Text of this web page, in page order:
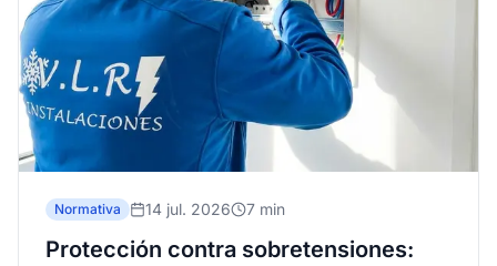
Normativa 14 jul. 2026 7 min
Protección contra sobretensiones: